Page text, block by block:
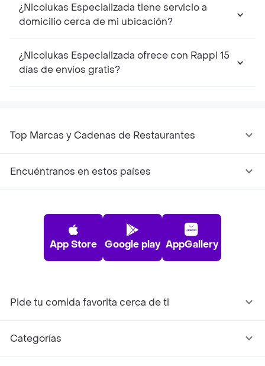
¿Nicolukas Especializada tiene servicio a
domicilio cerca de mi ubicación?
¿Nicolukas Especializada ofrece con Rappi 15
días de envíos gratis?
Top Marcas y Cadenas de Restaurantes
Encuéntranos en estos países
App Store Google play AppGallery
Pide tu comida favorita cerca de ti
Categorías